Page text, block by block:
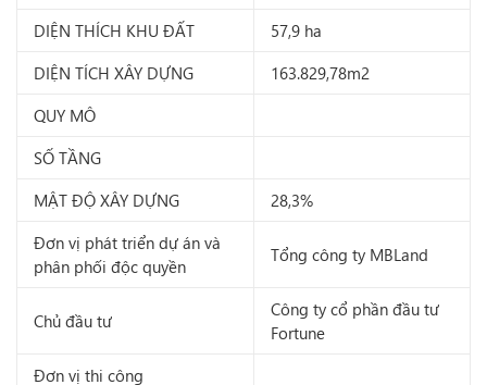
DIỆN THÍCH KHU ĐẤT
57,9 ha
DIỆN TÍCH XÂY DỰNG
163.829,78m2
QUY MÔ
SỐ TẦNG
MẬT ĐỘ XÂY DỰNG
28,3%
Đơn vị phát triển dự án và
phân phối độc quyền
Tổng công ty MBLand
Chủ đầu tư
Công ty cổ phần đầu tư
Fortune
Đơn vị thi công